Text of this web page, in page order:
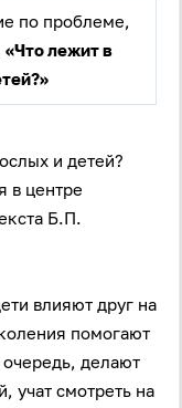
по проблеме,
«Что лежит в
и детей?
в центре
Б.П.
влияют друг на
помогают
делают
учат смотреть на